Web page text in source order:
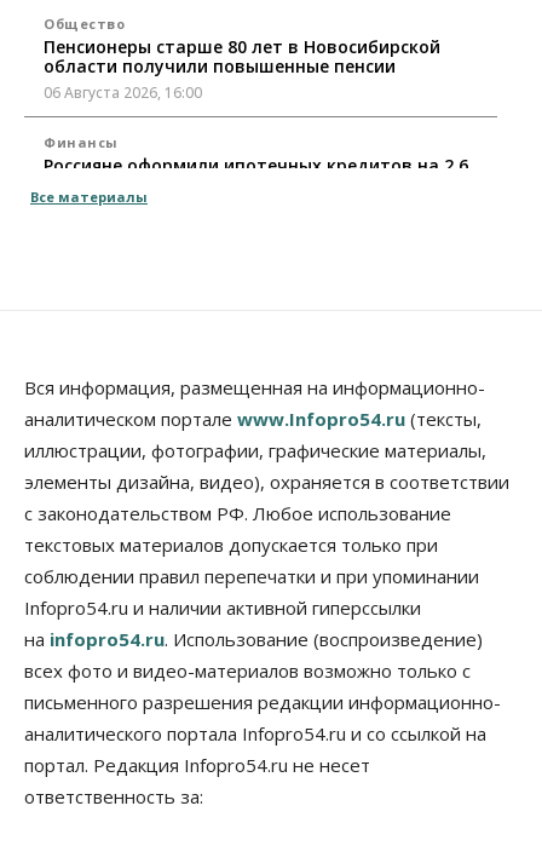
Общество
Пенсионеры старше 80 лет в Новосибирской
области получили повышенные пенсии
06 Августа 2026, 16:00
Финансы
Россияне оформили ипотечных кредитов на 2,6
06 Августа 2026, 15:53
Бизнес
Правительство России продлило разрешение на
выпуск бензина «Евро-3»
06 Августа 2026, 14:00
Общество
«За тех, у кого от 270 баллов,
настоящая борьба»: вузы настойчиво
обзванивают новосибирских высокобалльников
перед зачислением
06 Августа 2026, 13:00
Власть
Режим ЧС ввели в Омской области из-за засухи
06 Августа 2026, 12:15
Новосибирск готовится к визиту Владимира
Путина
Все материалы
Вся информация, размещенная на информационно-
аналитическом портале www.Infopro54.ru (тексты,
иллюстрации, фотографии, графические материалы,
элементы дизайна, видео), охраняется в соответствии
с законодательством РФ. Любое использование
текстовых материалов допускается только при
соблюдении правил перепечатки и при упоминании
Infopro54.ru и наличии активной гиперссылки
на infopro54.ru. Использование (воспроизведение)
всех фото и видео-материалов возможно только с
письменного разрешения редакции информационно-
аналитического портала Infopro54.ru и со ссылкой на
портал. Редакция Infopro54.ru не несет
ответственность за: